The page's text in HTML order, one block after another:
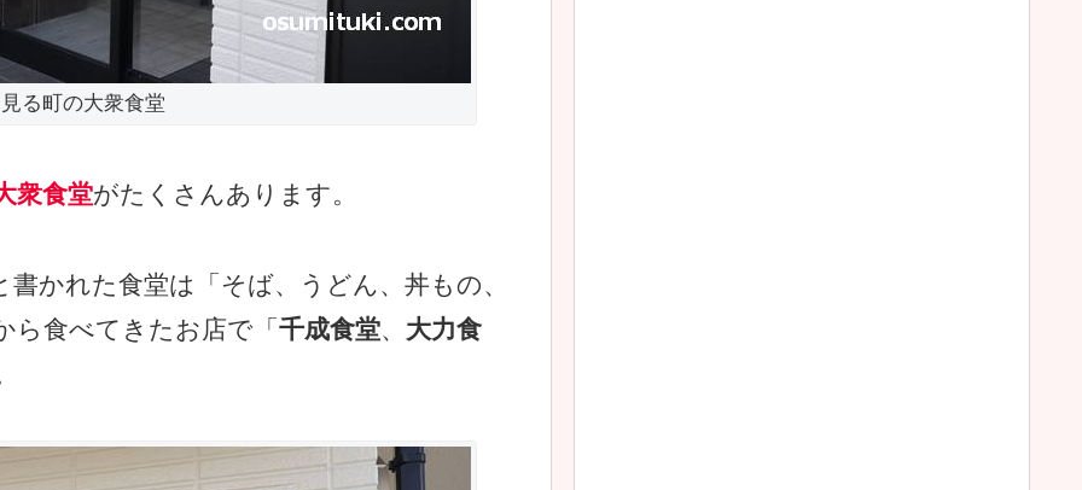
る町の大衆食堂
衆食堂がたくさんあります。
書かれた食堂は「そば、うどん、丼もの、
ら食べてきたお店で「 千成食堂、 大力食